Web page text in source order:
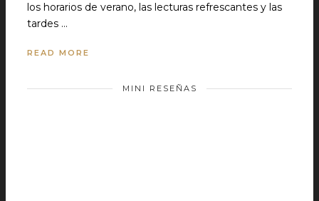
los horarios de verano, las lecturas refrescantes y las
tardes …
READ MORE
MINI RESEÑAS